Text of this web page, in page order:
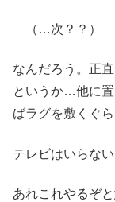
（…次？？）
なんだろう。正
というか…他に置
ばラグを敷くぐら
テレビはいらな
あれこれやるぞ